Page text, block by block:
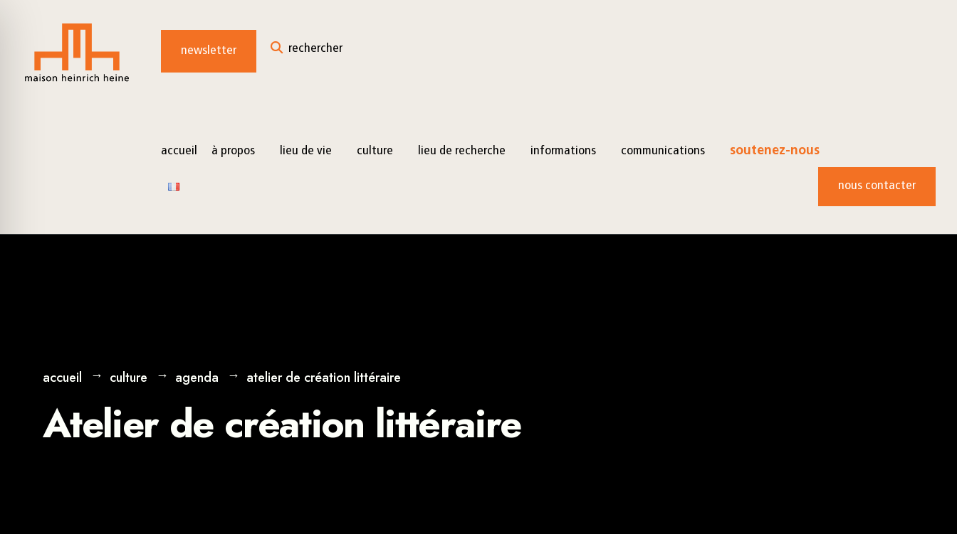
content
newsletter rechercher
accueil à propos lieu de vie culture lieu de recherche informations communications soutenez-nous
nous contacter
accueil culture agenda atelier de création littéraire
Atelier de création littéraire